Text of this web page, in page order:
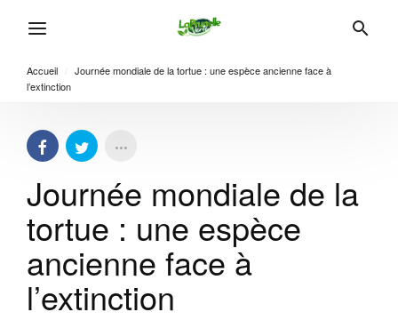
Accueil
Journée mondiale de la tortue : une espèce ancienne face à
l’extinction
Journée mondiale de la
tortue : une espèce
ancienne face à
l’extinction